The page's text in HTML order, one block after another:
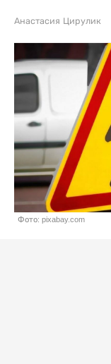
Анастасия Цирулик
Фото: pixabay.com